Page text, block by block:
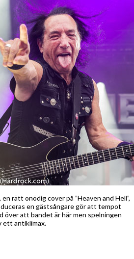
rätt onödig cover på ”Heaven and Hell”,
en gästsångare gör att tempot
över att bandet är här men spelningen
ett antiklimax.